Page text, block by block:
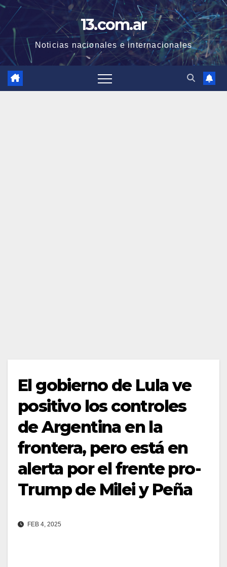
Skip
content
13.com.ar
Noticias nacionales e internacionales
El gobierno de Lula ve
positivo los controles
de Argentina en la
frontera, pero está en
alerta por el frente pro-
Trump de Milei y Peña
FEB 4, 2025